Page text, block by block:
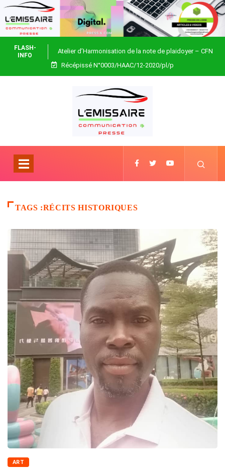
FLASH-
INFO
Atelier d’Harmonisation de la note de plaidoyer – CFN
Togo
Récépissé N°0003/HAAC/12-2020/pl/p
TAGS :RÉCITS HISTORIQUES
ART